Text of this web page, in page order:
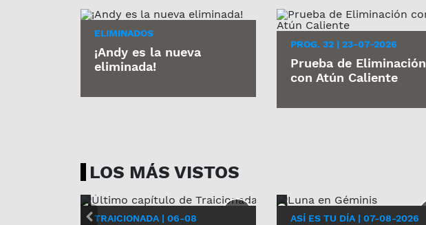
ELIMINADOS
¡Andy es la nueva
eliminada!
PROG. 32 | 23-07-2026
Prueba de Eliminación
con Atún Caliente
LOS MÁS VISTOS
TRAICIONADA | 06-08 ASÍ ES TU DÍA | 07-08-2026